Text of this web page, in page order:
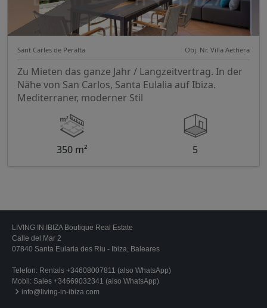
Sant Carles de Peralta Obj. Nr. Villa Aethera
Zu Mieten das ganze Jahr / Langzeitvertrag. In der
Nähe von San Carlos, Santa Eulalia auf Ibiza.
Mediterraner, moderner Stil
350 m² 5
LIVING IN IBIZA Boutique Real Estate
Calle del Mar 2
07840 Santa Eularia des Riu - Ibiza, Baleares
Telefon: Rentals +34608007811 (also WhatsApp)
Mobil: Sales +34669032341 (also WhatsApp)
info@living-in-ibiza.com